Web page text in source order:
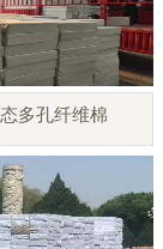
多孔纤维棉